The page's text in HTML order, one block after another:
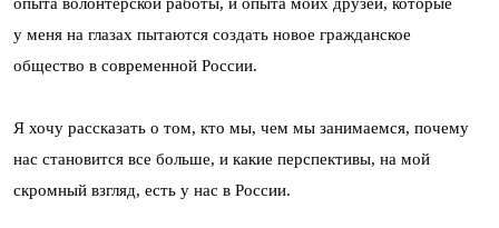
опыта волонтерской работы, и опыта моих друзей, которые
у меня на глазах пытаются создать новое гражданское
общество в современной России.
Я хочу рассказать о том, кто мы, чем мы занимаемся, почему
нас становится все больше, и какие перспективы, на мой
скромный взгляд, есть у нас в России.